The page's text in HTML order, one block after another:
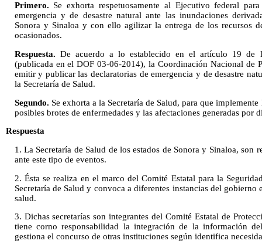
Primero. Se exhorta respetuosamente al Ejecutivo federal
emergencia y de desastre natural ante las inundaciones
Sonora y Sinaloa y con ello agilizar la entrega de los recursos
ocasionados.
Respuesta. De acuerdo a lo establecido en el artículo 19 de
(publicada en el DOF 03-06-2014), la Coordinación Nacional de
emitir y publicar las declaratorias de emergencia y de desastre
la Secretaría de Salud.
Segundo. Se exhorta a la Secretaría de Salud, para que
posibles brotes de enfermedades y las afectaciones generadas por
Respuesta
1. La Secretaría de Salud de los estados de Sonora y Sinaloa, son
ante este tipo de eventos.
2. Ésta se realiza en el marco del Comité Estatal para la
Secretaría de Salud y convoca a diferentes instancias del
salud.
3. Dichas secretarías son integrantes del Comité Estatal de
tiene corno responsabilidad la integración de la información
gestiona el concurso de otras instituciones según identifica